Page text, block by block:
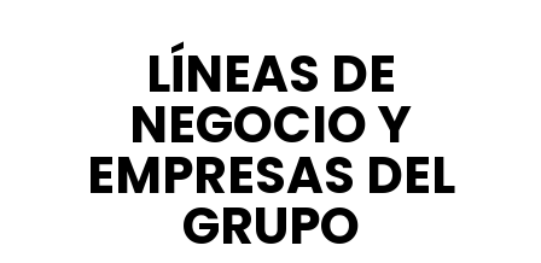
LÍNEAS DE
NEGOCIO Y
EMPRESAS DEL
GRUPO